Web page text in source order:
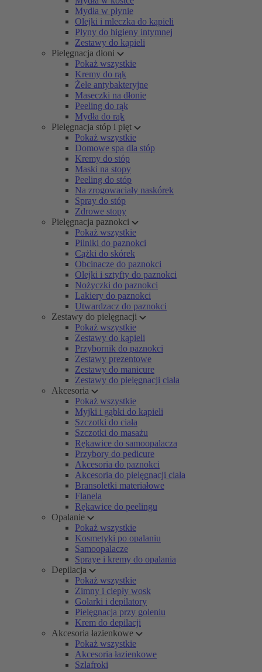
Mydła w płynie
Olejki i mleczka do kąpieli
Płyny do higieny intymnej
Zestawy do kąpieli
Pielęgnacja dłoni
Pokaż wszystkie
Kremy do rąk
Żele antybakteryjne
Maseczki na dłonie
Peeling do rąk
Mydła do rąk
Pielęgnacja stóp i pięt
Pokaż wszystkie
Domowe spa dla stóp
Kremy do stóp
Maski na stopy
Peeling do stóp
Na zrogowaciały naskórek
Spray do stóp
Zdrowe stopy
Pielęgnacja paznokci
Pokaż wszystkie
Pilniki do paznokci
Cążki do skórek
Obcinacze do paznokci
Olejki i sztyfty do paznokci
Nożyczki do paznokci
Lakiery do paznokci
Utwardzacz do paznokci
Zestawy do pielęgnacji
Pokaż wszystkie
Zestawy do kąpieli
Przybornik do paznokci
Zestawy prezentowe
Zestawy do manicure
Zestawy do pielęgnacji ciała
Akcesoria
Pokaż wszystkie
Myjki i gąbki do kąpieli
Szczotki do ciała
Szczotki do masażu
Rękawice do samoopalacza
Przybory do pedicure
Akcesoria do paznokci
Akcesoria do pielęgnacji ciała
Bransoletki materiałowe
Flanela
Rękawice do peelingu
Opalanie
Pokaż wszystkie
Kosmetyki po opalaniu
Samoopalacze
Spraye i kremy do opalania
Depilacja
Pokaż wszystkie
Zimny i ciepły wosk
Golarki i depilatory
Pielęgnacja przy goleniu
Krem do depilacji
Akcesoria łazienkowe
Pokaż wszystkie
Akcesoria łazienkowe
Szlafroki